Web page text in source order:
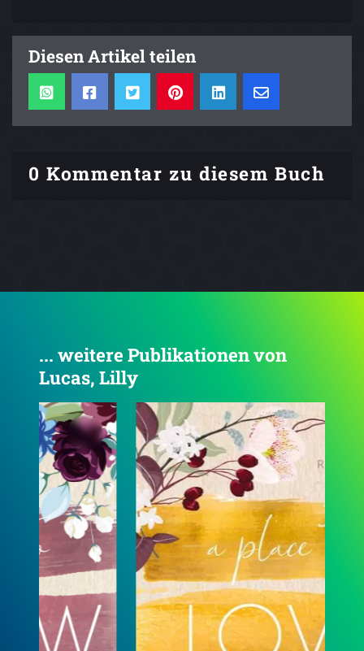
Diesen Artikel teilen
0 Kommentar zu diesem Buch
... weitere Publikationen von
Lucas, Lilly